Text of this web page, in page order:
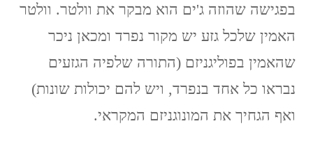
בפגישה שהוזה ג'ים הוא מבקר את וולטר. וולטר
האמין שלכל גזע יש מקור נפרד ומכאן ניכר
שהאמין בפוליגניזם (התורה שלפיה הגזעים
נבראו כל אחד בנפרד, ויש להם יכולות שונות)
ואף הגחיך את המונוגניזם המקראי.